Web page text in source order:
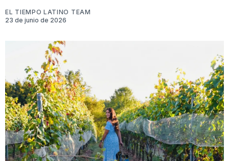
EL TIEMPO LATINO TEAM
23 de junio de 2026